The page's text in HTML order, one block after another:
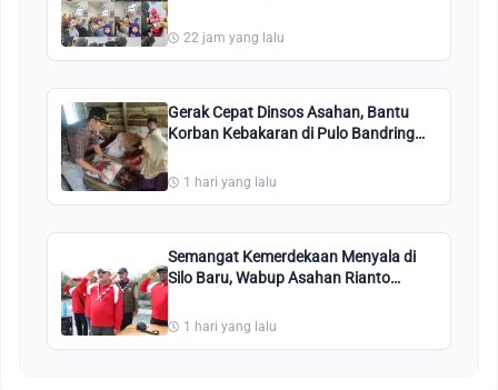
22 jam yang lalu
Gerak Cepat Dinsos Asahan, Bantu
Korban Kebakaran di Pulo Bandring
1 hari yang lalu
Semangat Kemerdekaan Menyala di
Silo Baru, Wabup Asahan Rianto
Putih1 hari yang lalu